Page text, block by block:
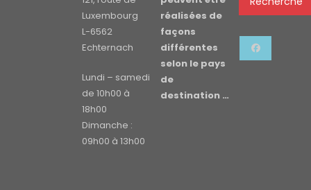
Luxembourg
L-6562
Echternach
Lundi – samedi
de 10h00 à
18h00
Dimanche :
09h00 à 13h00
réalisées de
façons
différentes
selon le pays
de
destination …